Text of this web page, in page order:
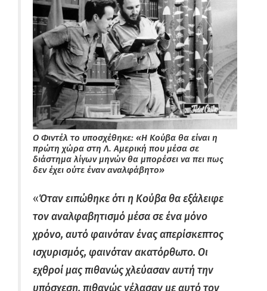
Ο Φιντέλ το υποσχέθηκε: «Η Κούβα θα είναι η
πρώτη χώρα στη Λ. Αμερική που μέσα σε
διάστημα λίγων μηνών θα μπορέσει να πει πως
δεν έχει ούτε έναν αναλφάβητο»
«Όταν ειπώθηκε ότι η Κούβα θα εξάλειφε
τον αναλφαβητισμό μέσα σε ένα μόνο
χρόνο, αυτό φαινόταν ένας απερίσκεπτος
ισχυρισμός, φαινόταν ακατόρθωτο. Οι
εχθροί μας πιθανώς χλεύασαν αυτή την
υπόσχεση, πιθανώς γέλασαν με αυτό τον